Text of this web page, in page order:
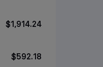
$1,914.24
$592.18